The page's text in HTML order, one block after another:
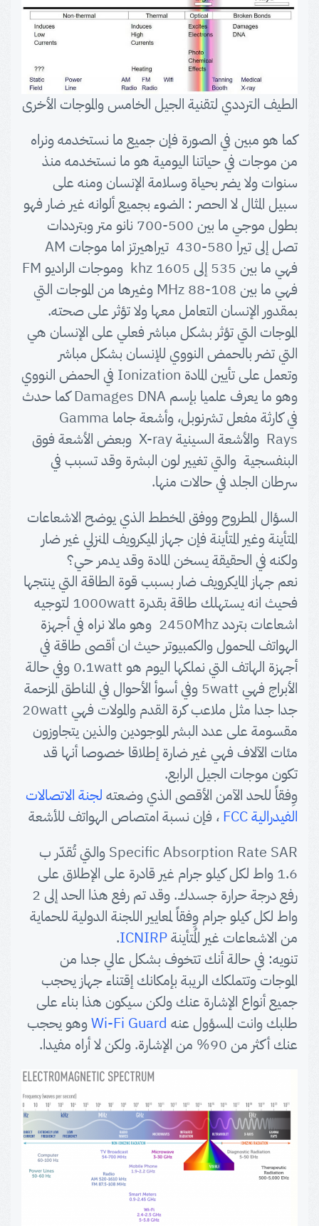
الطيف الترددي لتقنية الجيل الخامس والموجات الأخرى
كما هو مبين في الصورة فإن جميع ما نستخدمه ونراه
من موجات في حياتنا اليومية هو ما نستخدمه منذ
سنوات ولا يضر بحياة وسلامة الإنسان ومنه على
سبيل المثال لا الحصر : الضوء بجميع ألوانه غير ضار فهو
بطول موجي ما بين 500-700 نانو متر وبترددات
تصل إلى تيرا 580-430 تيراهيرتز اما موجات AM
فهي ما بين 535 إلى 1605 khz وموجات الراديو FM
فهي ما بين 108-88 MHz وغيرها من الموجات التي
بمقدور الإنسان التعامل معها ولا تؤثر على صحته.
الموجات التي تؤثر بشكل مباشر فعلي على الإنسان هي
التي تضر بالحمض النووي للإنسان بشكل مباشر
وتعمل على تأيين المادة Ionization في الحمض النووي
وهو ما يعرف علميا بإسم Damages DNA كما حدث
في كارثة مفعل تشرنوبل، وأشعة جاما Gamma
Rays والأشعة السينية X-ray وبعض الأشعة فوق
البنفسجية والتي تغيير لون البشرة وقد تسبب في
سرطان الجلد في حالات منها.
السؤال المطروح ووفق المخطط الذي يوضح الاشعاعات
المتأينة وغير المتأينة فإن جهاز الميكرويف المنزلي غير ضار
ولكنه في الحقيقة يسخن المادة وقد يدمر حي؟
نعم جهاز المايكرويف ضار بسبب قوة الطاقة التي ينتجها
فحيث انه يستهلك طاقة بقدرة 1000watt لتوجيه
اشعاعات بتردد 2450Mhz وهو مالا نراه في أجهزة
الهواتف المحمول والكمبيوتر حيث ان أقصى طاقة في
أجهزة الهاتف التي نملكها اليوم هو 0.1watt وفي حالة
الأبراج فهي 5watt وفي أسوأ الأحوال في المناطق المزحمة
جدا جدا مثل ملاعب كرة القدم والمولات فهي 20watt
مقسومة على عدد البشر الموجودين والذين يتجاوزون
مئات الآلاف فهي غير ضارة إطلاقا خصوصا أنها قد
تكون موجات الجيل الرابع.
وِفقاً للحد الآمن الأقصى الذي وضعته لجنة الاتصالات
الفيدرالية FCC
، فإن نسبة امتصاص الهواتف للأشعة
Specific Absorption Rate SAR والتي تُقدّر ب
1.6 واط لكل كيلو جرام غير قادرة على الإطلاق على
رفع درجة حرارة جسدك. وقد تم رفع هذا الحد إلى 2
واط لكل كيلو جرام وِفقاً لمعايير اللجنة الدولية للحماية
من الاشعاعات غير المُتأينة
.
تنويه: في حالة أنك تتخوف بشكل عالي جدا من
الموجات وتتملكك الريبة بإمكانك إقتناء جهاز يحجب
جميع أنواع الإشارة عنك ولكن سيكون هذا بناء على
طلبك وانت المسؤول عنه
وهو يحجب
عنك أكثر من 90% من الإشارة. ولكن لا أراه مفيدا.